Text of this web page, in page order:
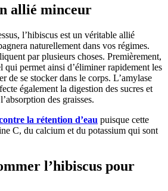
allié minceur
l’hibiscus est un véritable allié
naturellement dans vos régimes.
par plusieurs choses. Premièrement,
qui permet ainsi d’éliminer rapidement les
de se stocker dans le corps. L’amylase
également la digestion des sucres et
des graisses.
la rétention d’eau puisque cette
C, du calcium et du potassium qui sont
l’hibiscus pour